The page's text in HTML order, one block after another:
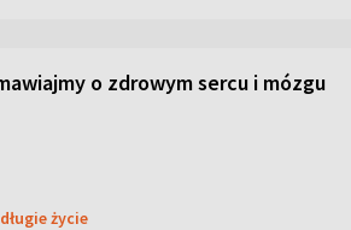
o zdrowym sercu i mózgu
długie życie